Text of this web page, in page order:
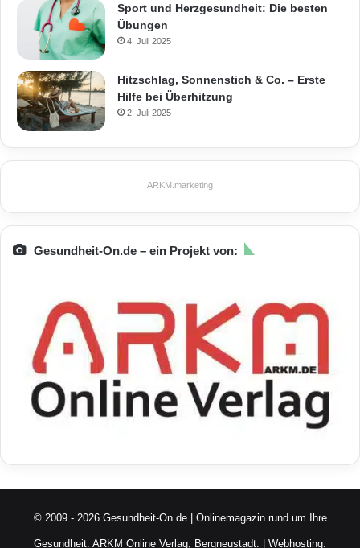
Sport und Herzgesundheit: Die besten
Übungen
4. Juli 2025
Hitzschlag, Sonnenstich & Co. – Erste
Hilfe bei Überhitzung
2. Juli 2025
ARKM.marketing
Gesundheit-On.de – ein Projekt von:
© 2009 - 2026 Gesundheit-On.de | Onlinemagazin rund um Ihre
Gesundheit. ARKM Online Verlag, Bergneustadt. | Webhosting: